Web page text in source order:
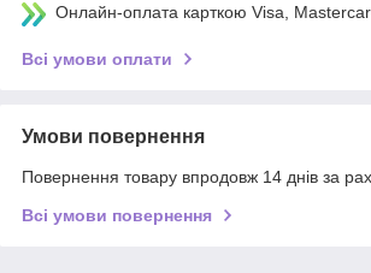
Онлайн-оплата карткою Visa,
Всі умови оплати
Умови повернення
Повернення товару впродовж 14 днів за
Всі умови повернення